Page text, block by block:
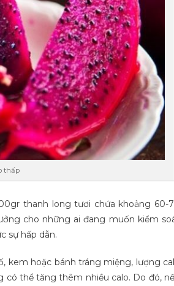
thấp
thanh long tươi chứa khoảng 60-
cho những ai đang muốn kiểm
sự hấp dẫn.
kem hoặc bánh tráng miệng, lượng
có thể tăng thêm nhiều calo. Do đó,